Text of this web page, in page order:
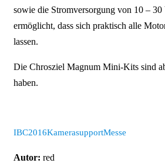
sowie die Stromversorgung von 10 – 30
ermöglicht, dass sich praktisch alle
lassen.
Die Chrosziel Magnum Mini-Kits sind
haben.
IBC2016KamerasupportMesse
Autor: red